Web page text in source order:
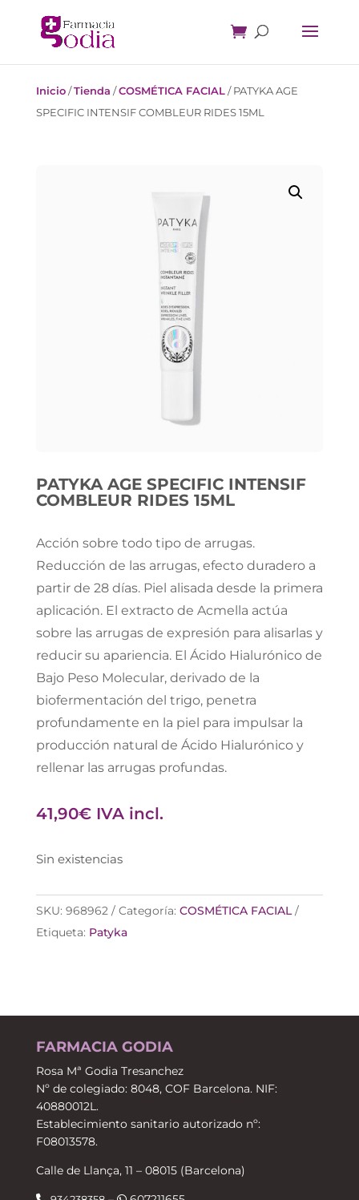
Inicio/Tienda /COSMÉTICA FACIAL/PATYKA AGE
SPECIFIC INTENSIF COMBLEUR RIDES 15ML
PATYKA AGE SPECIFIC INTENSIF
COMBLEUR RIDES 15ML
Acción sobre todo tipo de arrugas.
Reducción de las arrugas, efecto duradero a
partir de 28 días. Piel alisada desde la primera
aplicación. El extracto de Acmella actúa
sobre las arrugas de expresión para alisarlas y
reducir su apariencia. El Ácido Hialurónico de
Bajo Peso Molecular, derivado de la
biofermentación del trigo, penetra
profundamente en la piel para impulsar la
producción natural de Ácido Hialurónico y
rellenar las arrugas profundas.
41,90€ IVA incl.
Sin existencias
SKU: 968962 Categoría: COSMÉTICA FACIAL
Etiqueta: Patyka
FARMACIA GODIA
Rosa Mª Godia Tresanchez
Nº de colegiado: 8048, COF Barcelona. NIF:
40880012L.
Establecimiento sanitario autorizado nº:
F08013578.
Calle de Llança, 11 – 08015 (Barcelona)